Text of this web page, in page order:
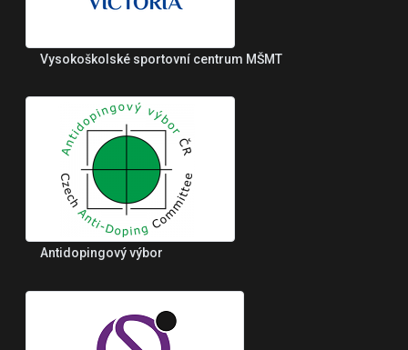
Vysokoškolské sportovní centrum MŠMT
Antidopingový výbor